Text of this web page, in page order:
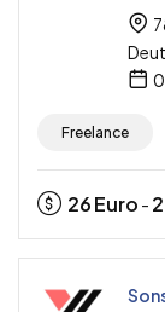
Freelance
26Euro -